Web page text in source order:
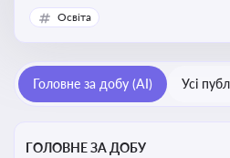
сфері фізичної культури та
оздоровлення населення,
потенціалу, соціального захисту
реалізації державної політики у
Освіта
Головне за добу (AI) Усі
ГОЛОВНЕ ЗА ДОБУ